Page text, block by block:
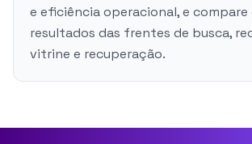
e eficiência operacional, e compare
resultados das frentes de busca,
vitrine e recuperação.